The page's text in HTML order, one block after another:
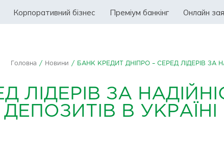
Корпоративний бізнес Преміум банкінг Онлайн
Головна / Новини / БАНК КРЕДИТ ДНІПРО – СЕРЕД ЛІДЕРІВ ЗА
ЛІДЕРІВ ЗА
В УКРАЇНІ